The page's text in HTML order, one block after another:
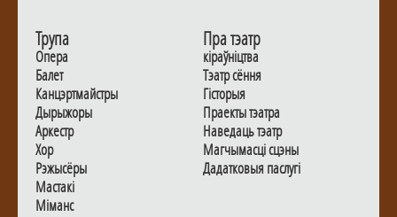
Трупа
Опера
Балет
Канцэртмайстры
Дырыжоры
Аркестр
Хор
Рэжысёры
Мастакі
Мiманс
Пра тэатр
кіраўніцтва
Тэатр сёння
Гiсторыя
Праекты тэатра
Наведаць тэатр
Магчымасцi сцэны
Дадаткoвыя паслугi